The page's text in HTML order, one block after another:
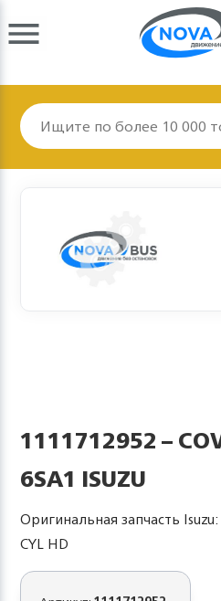
1111712952 –
6SA1 ISUZU
Оригинальная запчасть Isuzu:
CYL HD